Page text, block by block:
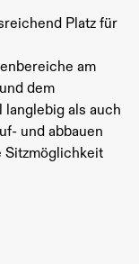
Platz für
am
dem
als auch
und abbauen
Sitzmöglichkeit